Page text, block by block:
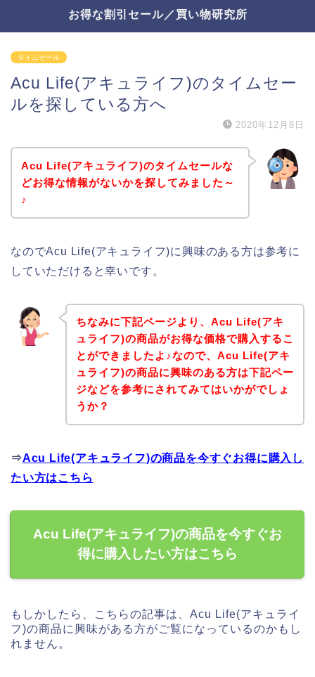
お得な割引セール／買い物研究所
タイムセール
Acu Life(アキュライフ)のタイムセー
ルを探している方へ
2020年12月8日
Acu Life(アキュライフ)のタイムセールな
どお得な情報がないかを探してみました～
♪
なのでAcu Life(アキュライフ)に興味のある方は参考に
していただけると幸いです。
ちなみに下記ページより、Acu Life(アキ
ュライフ)の商品がお得な価格で購入するこ
とができましたよ♪なので、Acu Life(アキ
ュライフ)の商品に興味のある方は下記ペー
ジなどを参考にされてみてはいかがでしょ
うか？
⇒Acu Life(アキュライフ)の商品を今すぐお得に購入し
たい方はこちら
Acu Life(アキュライフ)の商品を今すぐお
得に購入したい方はこちら
もしかしたら、こちらの記事は、Acu Life(アキュライ
フ)の商品に興味がある方がご覧になっているのかもし
れません。